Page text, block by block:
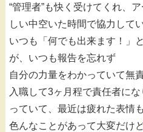
“管理者”も快く受けてくれ、
しい中空いた時間で協力して
いつも「何でも出来ます！」
が、いつも報告を忘れず
自分の力量をわかっていて無
入職して3ヶ月程で責任者に
っていて、最近は疲れた表情
色んなことがあって大変だけ